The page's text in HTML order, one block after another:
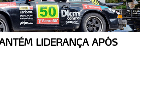
LIDERANÇA APÓS